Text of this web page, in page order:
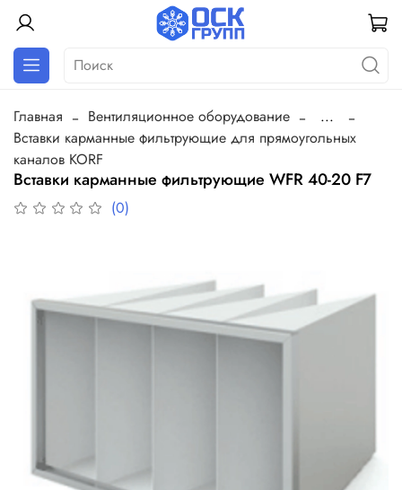
Главная Вентиляционное оборудование
...
Вставки карманные фильтрующие для прямоугольных
каналов KORF
Вставки карманные фильтрующие WFR 40-20 F7
(0)